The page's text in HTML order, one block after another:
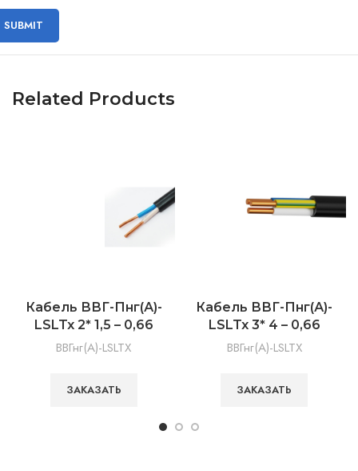
Related Products
Кабель ВВГ-Пнг(А)-
LSLTx 2* 1,5 – 0,66
ВВГнг(А)-LSLTX
ЗАКАЗАТЬ
Кабель ВВГ-Пнг(А)-
LSLTx 3* 4 – 0,66
ВВГнг(А)-LSLTX
ЗАКАЗАТЬ